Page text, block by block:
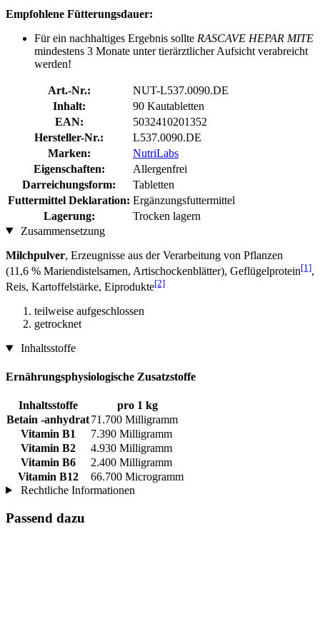
Empfohlene Fütterungsdauer:
Für ein nachhaltiges Ergebnis sollte RASCAVE HEPAR MITE
mindestens 3 Monate unter tierärztlicher Aufsicht verabreicht
werden!
Art.-Nr.:
NUT-L537.0090.DE
Inhalt:
90 Kautabletten
EAN:
5032410201352
Hersteller-Nr.:
L537.0090.DE
Marken:
NutriLabs
Eigenschaften:
Allergenfrei
Darreichungsform:
Tabletten
Futtermittel Deklaration: Ergänzungsfuttermittel
Lagerung:
Trocken lagern
Zusammensetzung
Milchpulver, Erzeugnisse aus der Verarbeitung von Pflanzen
(11,6 % Mariendistelsamen, Artischockenblätter), Geflügelprotein[1],
Reis, Kartoffelstärke, Eiprodukte[2]
teilweise aufgeschlossen
getrocknet
Inhaltsstoffe
Ernährungsphysiologische Zusatzstoffe
Inhaltsstoffe
pro 1 kg
Betain -anhydrat71.700 Milligramm
Vitamin B1
7.390 Milligramm
Vitamin B2
4.930 Milligramm
Vitamin B6
2.400 Milligramm
Vitamin B12
66.700 Microgramm
Rechtliche Informationen
Passend dazu